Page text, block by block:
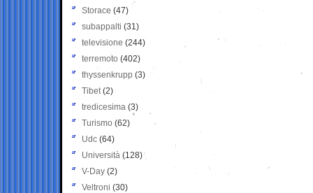
Storace (47)
subappalti (31)
televisione(244)
terremoto (402)
thyssenkrupp (3)
Tibet(2)
tredicesima (3)
Turismo (62)
Udc (64)
Università (128)
V-Day (2)
Veltroni (30)